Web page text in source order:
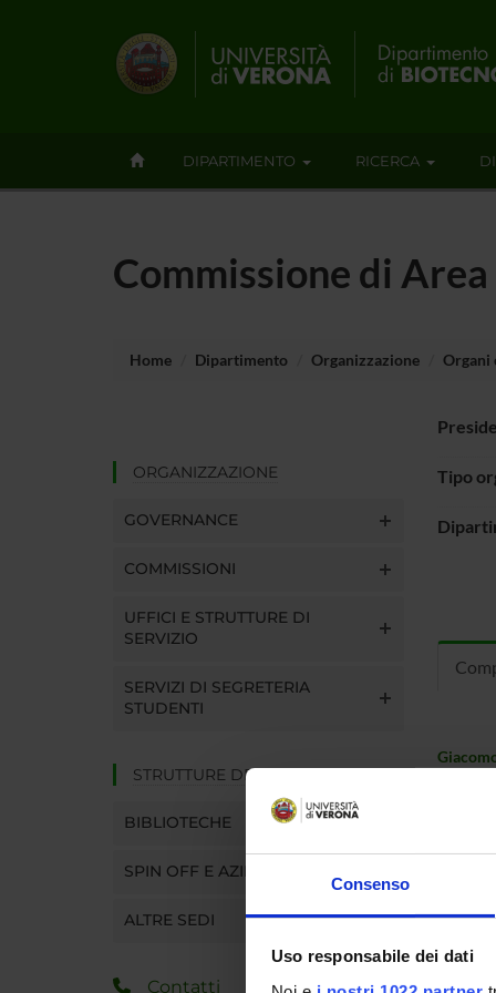
Consenso
Uso responsabile dei dati
DIPARTIMENTO RICERCA
Commissione di Area
Home Dipartimento Organizzazione Organi
ORGANIZZAZIONE
GOVERNANCE
COMMISSIONI
UFFICI E STRUTTURE DI
SERVIZIO
SERVIZI DI SEGRETERIA
STUDENTI
STRUTTURE DEL DIPARTIMENTO
BIBLIOTECHE
SPIN OFF E AZIENDE
ALTRE SEDI
Contatti
Tipo